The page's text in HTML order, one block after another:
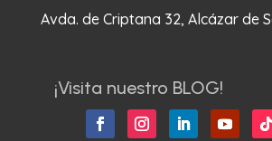
Avda. de Criptana 32, Alcázar de
¡Visita nuestro BLOG!